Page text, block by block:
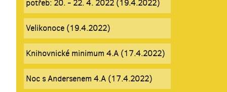
potřeb: 20. - 22. 4. 2022 (19.4.2022)
Velikonoce (19.4.2022)
Knihovnické minimum 4.A (17.4.2022)
Noc s Andersenem 4.A (17.4.2022)